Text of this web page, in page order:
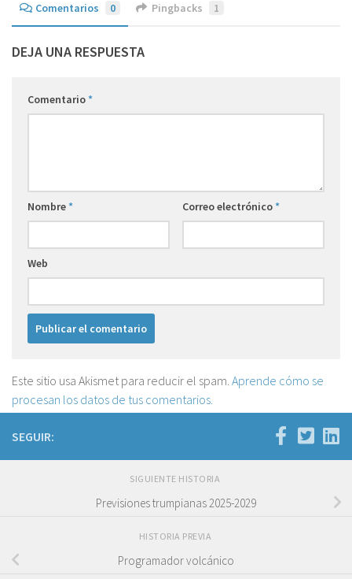
Comentarios 0 Pingbacks 1
DEJA UNA RESPUESTA
Comentario*
Nombre* Correo electrónico*
Web
Este sitio usa Akismet para reducir el spam. Aprende cómo se
procesan los datos de tus comentarios.
SEGUIR:
SIGUIENTE HISTORIA
Previsiones trumpianas 2025-2029
HISTORIA PREVIA
Programador volcánico